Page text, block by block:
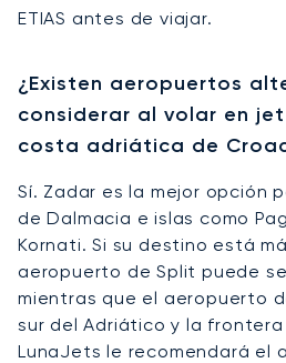
ETIAS antes de viajar.
¿Existen aeropuertos
considerar al volar en
costa adriática de
Sí. Zadar es la mejor opción
de Dalmacia e islas como
Kornati. Si su destino está
aeropuerto de Split puede
mientras que el aeropuerto
sur del Adriático y la
LunaJets le recomendará el